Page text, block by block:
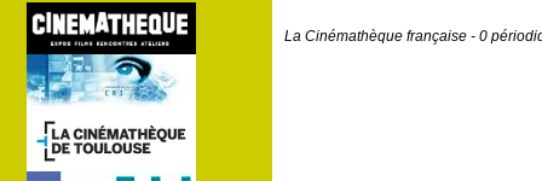
La Cinémathèque française - 0